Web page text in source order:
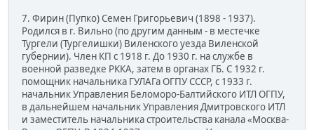
7. Фирин (Пупко) Семен Григорьевич (1898 - 1937).
Родился в г. Вильно (по другим данным - в местечке
Тургели (Тургелишки) Виленского уезда Виленской
губернии). Член КП с 1918 г. До 1930 г. на службе в
военной разведке РККА, затем в органах ГБ. С 1932 г.
помощник начальника ГУЛАГа ОГПУ СССР, с 1933 г.
начальник Управления Беломоро-Балтийского ИТЛ ОГПУ,
в дальнейшем начальник Управления Дмитровского ИТЛ
и заместитель начальника строительства канала «Москва-